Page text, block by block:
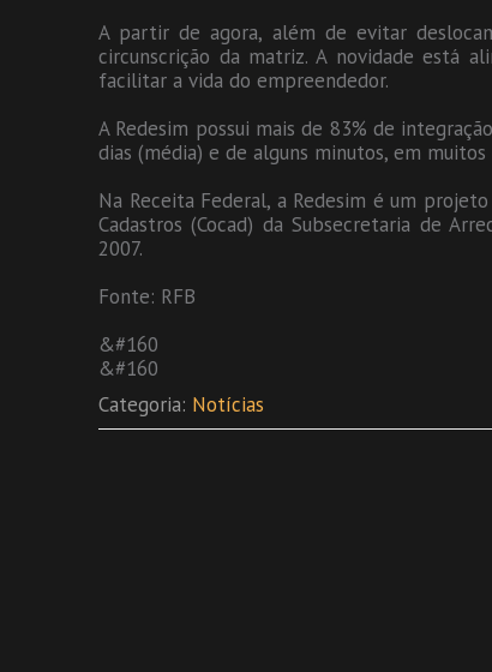
A partir de agora, além de evitar
circunscrição da matriz. A novidade está
facilitar a vida do empreendedor.
A Redesim possui mais de 83% de
dias (média) e de alguns minutos, em muitos
Na Receita Federal, a Redesim é um
Cadastros (Cocad) da Subsecretaria de
2007.
Fonte: RFB
&#160
&#160
Categoria: Notícias